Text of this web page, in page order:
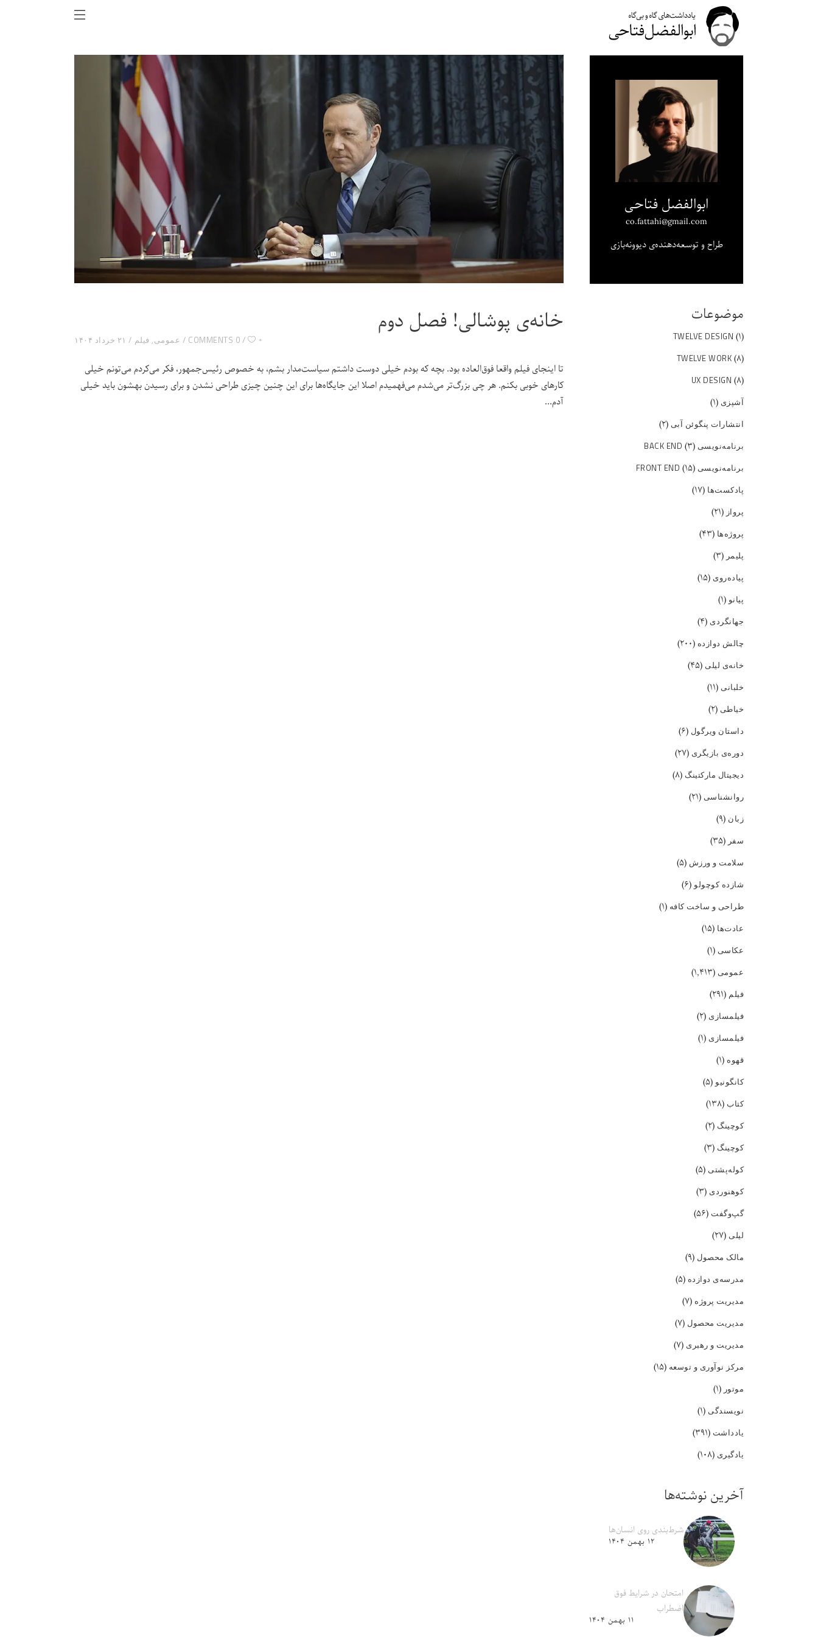
خانه‌ی پوشالی! فصل دوم
۲۱ خرداد ۱۴۰۴ عمومی, فیلم 0 COMMENTS ۰
تا اینجای فیلم واقعا فوق‌العاده بود. بچه که بودم خیلی دوست داشتم سیاست‌مدار بشم، به خصوص رئیس‌جمهور، فکر می‌کردم می‌تونم خیلی
کارهای خوبی بکنم. هر چی بزرگ‌تر می‌شدم می‌فهمیدم اصلا این جایگاه‌ها برای این چنین چیزی طراحی نشدن و برای رسیدن بهشون باید خیلی
آدم
ابوالفضل فتاحی
co.fattahi@gmail.com
طراح و توسعه‌دهنده‌ی دیوونه‌بازی
موضوعات
TWELVE DESIGN (۱)
TWELVE WORK (۸)
UX DESIGN (۸)
آشپزی (۱)
انتشارات پنگوئن آبی (۲)
برنامه‌نویسی BACK END (۳)
برنامه‌نویسی FRONT END (۱۵)
پادکست‌ها (۱۷)
پرواز(۲۱)
پروژه‌ها (۴۳)
پلیمر(۳)
پیاده‌روی (۱۵)
پیانو(۱)
جهانگردی (۴)
چالش دوازده (۲۰۰)
خانه‌ی لیلی (۴۵)
خلبانی (۱۱)
خیاطی (۲)
داستان ویرگول (۶)
دوره‌ی بازیگری (۲۷)
دیجیتال مارکتینگ (۸)
روانشناسی (۲۱)
زبان (۹)
سفر(۳۵)
سلامت و ورزش (۵)
شازده کوچولو(۶)
طراحی و ساخت کافه (۱)
عادت‌ها (۱۵)
عکاسی (۱)
عمومی (۱,۴۱۳)
فیلم (۲۹۱)
فیلمسازی (۲)
فیلمسازی (۱)
قهوه (۱)
کانگونیو(۵)
کتاب (۱۳۸)
کوچینگ (۲)
کوچینگ (۳)
کوله‌پشتی (۵)
کوهنوردی (۳)
گپ‌و‌گفت (۵۶)
لیلی (۲۷)
مالک محصول (۹)
مدرسه‌ی دوازده (۵)
مدیریت پروژه (۷)
مدیریت محصول (۷)
مدیریت و رهبری (۷)
مرکز نوآوری و توسعه (۱۵)
موتور(۱)
نویسندگی (۱)
یادداشت (۳۹۱)
یادگیری (۱۰۸)
آخرین نوشته‌ها
شرط‌بندی روی انسان‌ها
۱۲ بهمن ۱۴۰۴
امتحان در شرایط فوق
اضطراب
۱۱ بهمن ۱۴۰۴